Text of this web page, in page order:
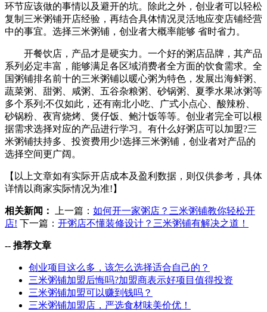
环节应该做的事情以及避开的坑。除此之外，创业者可以轻松
复制三米粥铺开店经验，再结合具体情况灵活地应变店铺经营
中的事宜。选择三米粥铺，创业者大概率能够 省时省力。
开餐饮店，产品才是硬实力。一个好的粥店品牌，其产品
系列必定丰富，能够满足各区域消费者全方面的饮食需求。全
国粥铺排名前十的三米粥铺以暖心粥为特色，发展出海鲜粥、
蔬菜粥、甜粥、咸粥、五谷杂粮粥、砂锅粥、夏季水果冰粥等
多个系列;不仅如此，还有南北小吃、广式小点心、酸辣粉、
砂锅粉、夜宵烧烤、煲仔饭、鲍汁饭等等。创业者完全可以根
据需求选择对应的产品进行学习。有什么好粥店可以加盟?三
米粥铺扶持多、投资费用少!选择三米粥铺，创业者对产品的
选择空间更广阔。
【以上文章如有实际开店成本及盈利数据，则仅供参考，具体
详情以商家实际情况为准!】
相关新闻： 上一篇： 如何开一家粥店？三米粥铺教你轻松开
店! 下一篇： 开粥店不懂装修设计？三米粥铺有解决之道！
-- 推荐文章
创业项目这么多，该怎么选择适合自己的？
三米粥铺加盟后悔吗?加盟商表示好项目值得投资
三米粥铺加盟可以赚到钱吗？
三米粥铺加盟店，严选食材味美价优！